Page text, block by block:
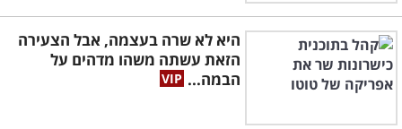
היא לא שרה בעצמה, אבל הצעירה
הזאת עשתה משהו מדהים על
הבמה...